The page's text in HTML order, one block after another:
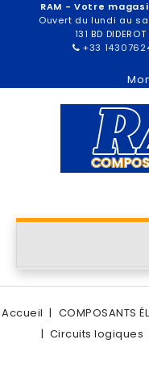
RAM - Votre
Ouvert du lundi au
131 BD
+33
Accueil COMPOSANTS
Circuits logiques